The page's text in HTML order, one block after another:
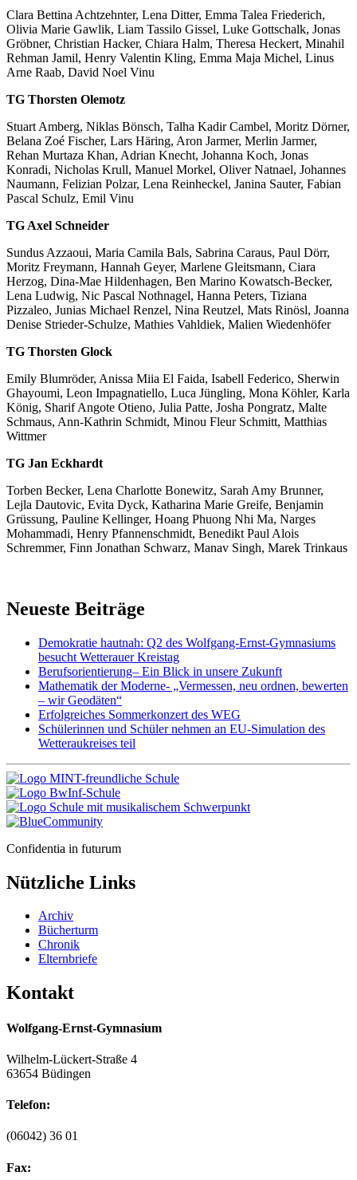
Clara Bettina Achtzehnter, Lena Ditter, Emma Talea Friederich,
Olivia Marie Gawlik, Liam Tassilo Gissel, Luke Gottschalk, Jonas
Gröbner, Christian Hacker, Chiara Halm, Theresa Heckert, Minahil
Rehman Jamil, Henry Valentin Kling, Emma Maja Michel, Linus
Arne Raab, David Noel Vinu
TG Thorsten Olemotz
Stuart Amberg, Niklas Bönsch, Talha Kadir Cambel, Moritz Dörner,
Belana Zoé Fischer, Lars Häring, Aron Jarmer, Merlin Jarmer,
Rehan Murtaza Khan, Adrian Knecht, Johanna Koch, Jonas
Konradi, Nicholas Krull, Manuel Morkel, Oliver Natnael, Johannes
Naumann, Felizian Polzar, Lena Reinheckel, Janina Sauter, Fabian
Pascal Schulz, Emil Vinu
TG Axel Schneider
Sundus Azzaoui, Maria Camila Bals, Sabrina Caraus, Paul Dörr,
Moritz Freymann, Hannah Geyer, Marlene Gleitsmann, Ciara
Herzog, Dina-Mae Hildenhagen, Ben Marino Kowatsch-Becker,
Lena Ludwig, Nic Pascal Nothnagel, Hanna Peters, Tiziana
Pizzaleo, Junias Michael Renzel, Nina Reutzel, Mats Rinösl, Joanna
Denise Strieder-Schulze, Mathies Vahldiek, Malien Wiedenhöfer
TG Thorsten Glock
Emily Blumröder, Anissa Miia El Faida, Isabell Federico, Sherwin
Ghayoumi, Leon Impagnatiello, Luca Jüngling, Mona Köhler, Karla
König, Sharif Angote Otieno, Julia Patte, Josha Pongratz, Malte
Schmaus, Ann-Kathrin Schmidt, Minou Fleur Schmitt, Matthias
Wittmer
TG Jan Eckhardt
Torben Becker, Lena Charlotte Bonewitz, Sarah Amy Brunner,
Lejla Dautovic, Evita Dyck, Katharina Marie Greife, Benjamin
Grüssung, Pauline Kellinger, Hoang Phuong Nhi Ma, Narges
Mohammadi, Henry Pfannenschmidt, Benedikt Paul Alois
Schremmer, Finn Jonathan Schwarz, Manav Singh, Marek Trinkaus
Neueste Beiträge
Demokratie hautnah: Q2 des Wolfgang-Ernst-Gymnasiums
besucht Wetterauer Kreistag
Berufsorientierung– Ein Blick in unsere Zukunft
Mathematik der Moderne- „Vermessen, neu ordnen, bewerten
– wir Geodäten“
Erfolgreiches Sommerkonzert des WEG
Schülerinnen und Schüler nehmen an EU-Simulation des
Wetteraukreises teil
Confidentia in futurum
Nützliche Links
Archiv
Bücherturm
Chronik
Elternbriefe
Kontakt
Wolfgang-Ernst-Gymnasium
Wilhelm-Lückert-Straße 4
63654 Büdingen
Telefon:
(06042) 36 01
Fax: